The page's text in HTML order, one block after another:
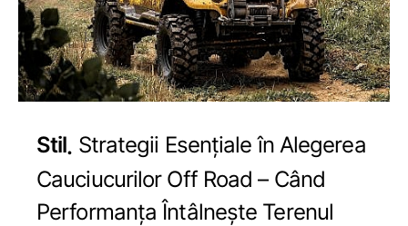
Stil Strategii Esențiale în Alegerea
Cauciucurilor Off Road – Când
Performanța Întâlnește Terenul